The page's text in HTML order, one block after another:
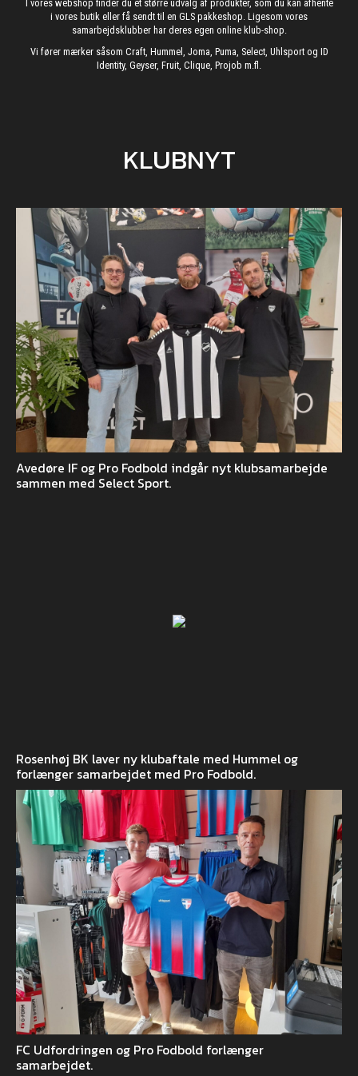
I vores webshop finder du et større udvalg af produkter, som du kan afhente
i vores butik eller få sendt til en GLS pakkeshop. Ligesom vores
samarbejdsklubber har deres egen online klub-shop.
Vi fører mærker såsom Craft, Hummel, Joma, Puma, Select, Uhlsport og ID
Identity, Geyser, Fruit, Clique, Projob m.fl.
KLUBNYT
Avedøre IF og Pro Fodbold indgår nyt klubsamarbejde
sammen med Select Sport.
Rosenhøj BK laver ny klubaftale med Hummel og
forlænger samarbejdet med Pro Fodbold.
FC Udfordringen og Pro Fodbold forlænger
samarbejdet.